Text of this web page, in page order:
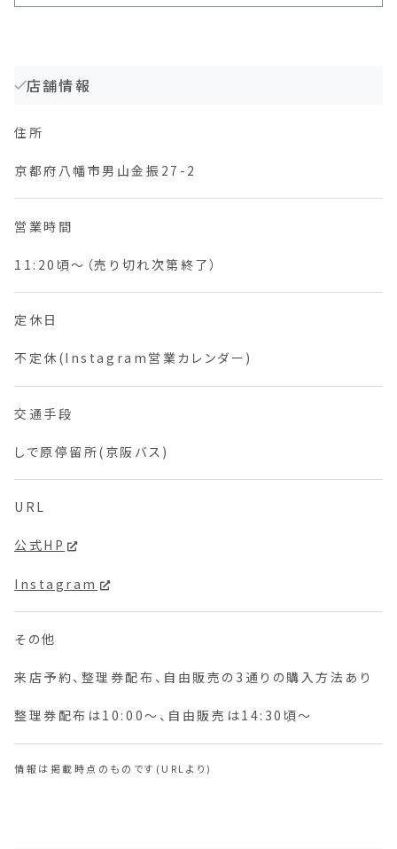
店舗情報
住所
京都府八幡市男山金振27-2
営業時間
11:20頃～（売り切れ次第終了）
定休日
不定休(Instagram営業カレンダー)
交通手段
しで原停留所(京阪バス)
URL
公式HP
Instagram
その他
来店予約、整理券配布、自由販売の3通りの購入方法あり
整理券配布は10:00～、自由販売は14:30頃～
情報は掲載時点のものです(URLより)